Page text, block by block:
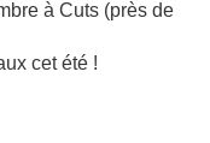
à Cuts (près de
cet été !